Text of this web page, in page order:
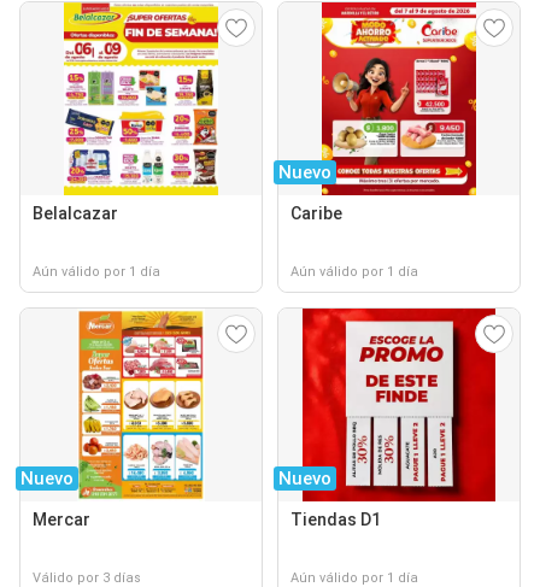
Belalcazar
Aún válido por 1 día
Nuevo
Caribe
Aún válido por 1 día
Nuevo
Mercar
Válido por 3 días
Nuevo
Tiendas D1
Aún válido por 1 día